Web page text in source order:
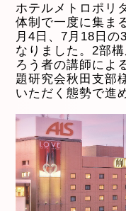
ホテルメトロポリ
体制で一度に集ま
月4日、7月18日の
なりました。2部
ろう者の講師によ
題研究会秋田支部
いただく態勢で進